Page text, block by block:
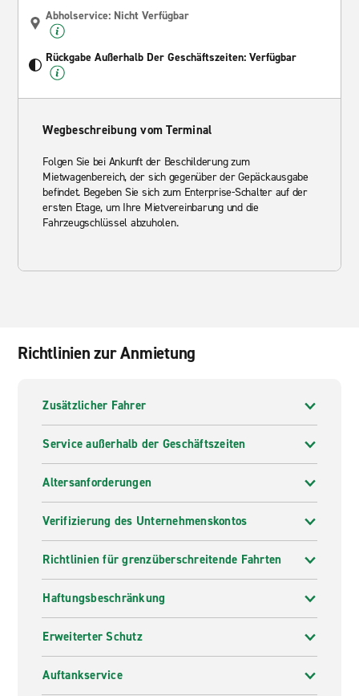
Abholservice: Nicht Verfügbar
Rückgabe Außerhalb Der Geschäftszeiten: Verfügbar
Wegbeschreibung vom Terminal
Folgen Sie bei Ankunft der Beschilderung zum
Mietwagenbereich, der sich gegenüber der Gepäckausgabe
befindet. Begeben Sie sich zum Enterprise-Schalter auf der
ersten Etage, um Ihre Mietvereinbarung und die
Fahrzeugschlüssel abzuholen.
Richtlinien zur Anmietung
Zusätzlicher Fahrer
Service außerhalb der Geschäftszeiten
Altersanforderungen
Verifizierung des Unternehmenskontos
Richtlinien für grenzüberschreitende Fahrten
Haftungsbeschränkung
Erweiterter Schutz
Auftankservice